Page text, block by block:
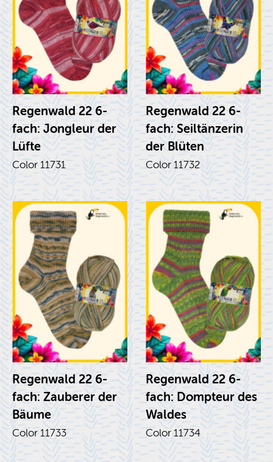
Re­gen­wald 22 6-
fach: Jon­gleur der
Lüfte
Color 11731
Re­gen­wald 22 6-
fach: Seiltänz­erin
der Blüten
Color 11732
Re­gen­wald 22 6-
fach: Za­uberer der
Bäume
Color 11733
Re­gen­wald 22 6-
fach: Domp­teur des
Waldes
Color 11734